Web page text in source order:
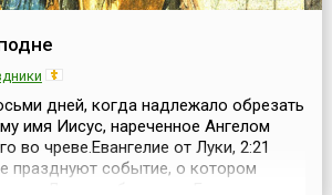
дней, когда надлежало обрезать
имя Иисус, нареченное Ангелом
во чреве.Евангелие от Луки, 2:21
празднуют событие, о котором